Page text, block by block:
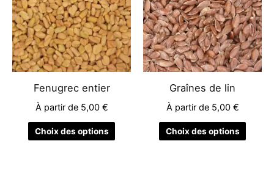
Fenugrec entier
À partir de 5,00 €
Choix des options
plusieurs
variations.
Les
options
peuvent
page
Graînes de lin
À partir de 5,00 €
Choix des options
Les
options
page